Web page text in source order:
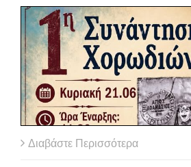
Διαβάστε Περισσότερα